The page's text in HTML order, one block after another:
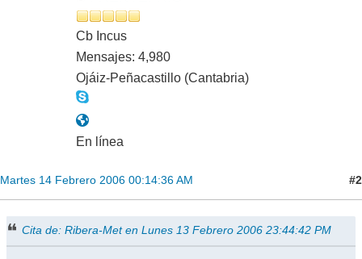
Cb Incus
Mensajes: 4,980
Ojáiz-Peñacastillo (Cantabria)
En línea
Martes 14 Febrero 2006 00:14:36 AM #2
Cita de: Ribera-Met en Lunes 13 Febrero 2006 23:44:42 PM